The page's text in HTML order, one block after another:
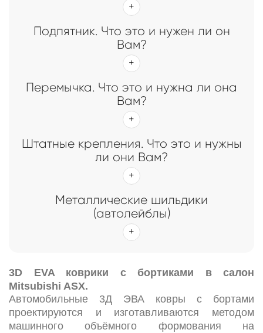
Подпятник. Что это и нужен ли он
Вам?
Перемычка. Что это и нужна ли она
Вам?
Штатные крепления. Что это и нужны
ли они Вам?
Металлические шильдики
(автолейблы)
3D EVA коврики c бортиками в салон
Mitsubishi ASX.
Автомобильные 3Д ЭВА ковры с бортами
проектируются и изготавливаются методом
машинного объёмного формования на